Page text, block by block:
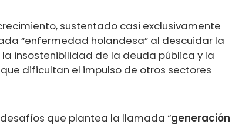
sustentado casi exclusivamente
“enfermedad holandesa” al descuidar la
insostenibilidad de la deuda pública y la
dificultan el impulso de otros sectores
que plantea la llamada “generación